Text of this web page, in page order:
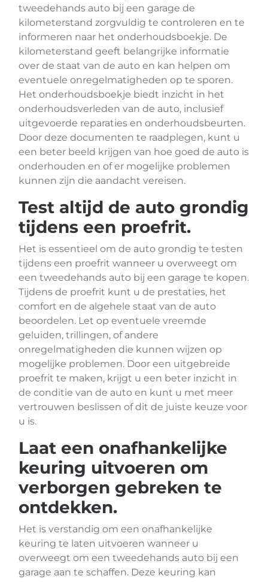
tweedehands auto bij een garage de
kilometerstand zorgvuldig te controleren en te
informeren naar het onderhoudsboekje. De
kilometerstand geeft belangrijke informatie
over de staat van de auto en kan helpen om
eventuele onregelmatigheden op te sporen.
Het onderhoudsboekje biedt inzicht in het
onderhoudsverleden van de auto, inclusief
uitgevoerde reparaties en onderhoudsbeurten.
Door deze documenten te raadplegen, kunt u
een beter beeld krijgen van hoe goed de auto is
onderhouden en of er mogelijke problemen
kunnen zijn die aandacht vereisen.
Test altijd de auto grondig
tijdens een proefrit.
Het is essentieel om de auto grondig te testen
tijdens een proefrit wanneer u overweegt om
een tweedehands auto bij een garage te kopen.
Tijdens de proefrit kunt u de prestaties, het
comfort en de algehele staat van de auto
beoordelen. Let op eventuele vreemde
geluiden, trillingen, of andere
onregelmatigheden die kunnen wijzen op
mogelijke problemen. Door een uitgebreide
proefrit te maken, krijgt u een beter inzicht in
de conditie van de auto en kunt u met meer
vertrouwen beslissen of dit de juiste keuze voor
u is.
Laat een onafhankelijke
keuring uitvoeren om
verborgen gebreken te
ontdekken.
Het is verstandig om een onafhankelijke
keuring te laten uitvoeren wanneer u
overweegt om een tweedehands auto bij een
garage aan te schaffen. Deze keuring kan